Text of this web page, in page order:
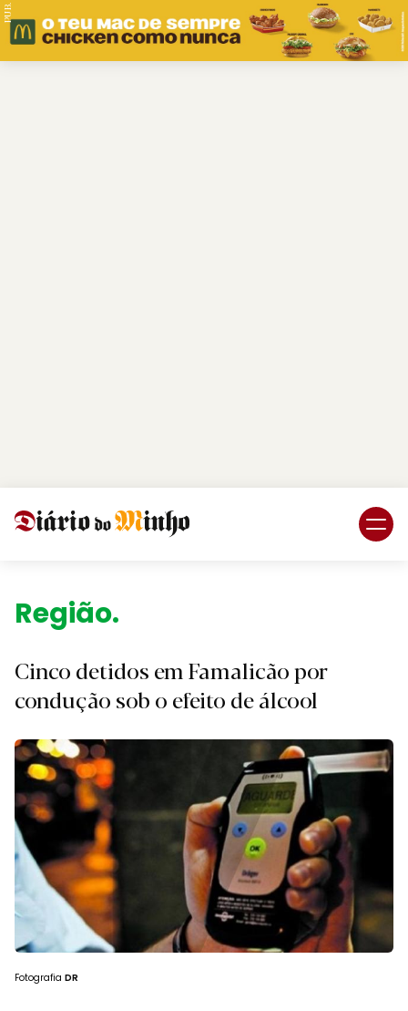
PUB.
Região.
Cinco detidos em Famalicão por
condução sob o efeito de álcool
Fotografia DR